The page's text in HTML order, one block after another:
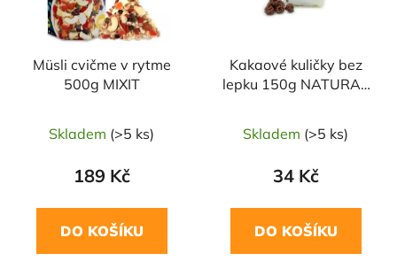
Müsli cvičme v rytme
500g MIXIT
Skladem (>5 ks)
189 Kč
DO KOŠÍKU
Kakaové kuličky bez
lepku 150g NATURAL
Skladem (>5 ks)
34 Kč
DO KOŠÍKU